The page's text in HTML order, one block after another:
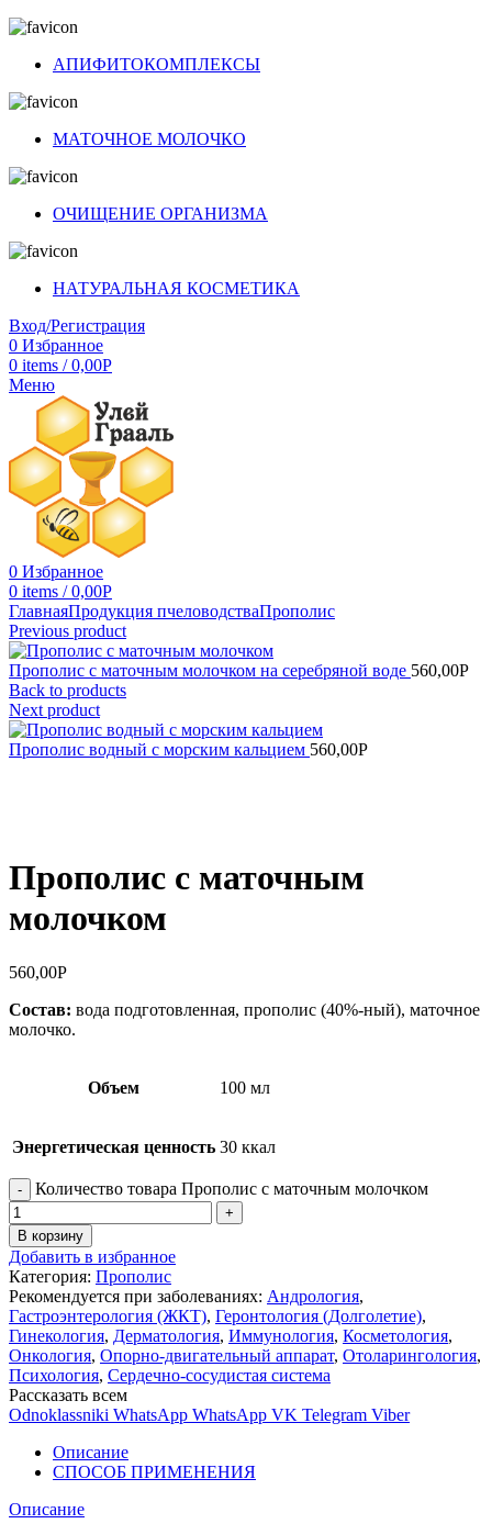
АПИФИТОКОМПЛЕКСЫ
МАТОЧНОЕ МОЛОЧКО
ОЧИЩЕНИЕ ОРГАНИЗМА
НАТУРАЛЬНАЯ КОСМЕТИКА
Вход/Регистрация
0 Избранное
0 items / 0,00Р
Меню
0 Избранное
0 items / 0,00Р
ГлавнаяПродукция пчеловодстваПрополис
Previous product
Прополис с маточным молочком на серебряной воде 560,00Р
Back to products
Next product
Прополис водный с морским кальцием 560,00Р
Прополис с маточным
молочком
560,00Р
Состав: вода подготовленная, прополис (40%-ный), маточное
молочко.
Объем 100 мл
Энергетическая ценность 30 ккал
Количество товара Прополис с маточным молочком
В корзину
Добавить в избранное
Категория: Прополис
Рекомендуется при заболеваниях: Андрология,
Гастроэнтерология (ЖКТ), Геронтология (Долголетие),
Гинекология, Дерматология, Иммунология, Косметология,
Онкология, Опорно-двигательный аппарат, Отоларингология,
Психология, Сердечно-сосудистая система
Рассказать всем
Odnoklassniki WhatsApp WhatsApp VK Telegram Viber
Описание
СПОСОБ ПРИМЕНЕНИЯ
Описание